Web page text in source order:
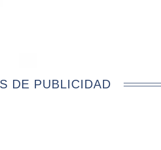
DE PUBLICIDAD